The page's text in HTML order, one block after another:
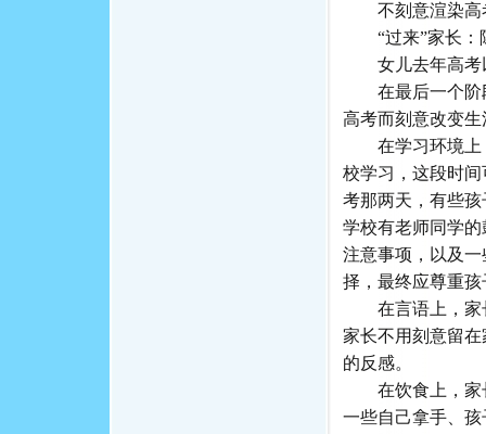
不刻意渲染高
“过来”家长：
女儿去年高考
在最后一个阶段
高考而刻意改变
在学习环境上，
校学习，这段时
考那两天，有些
学校有老师同学
注意事项，以及
择，最终应尊重
在言语上，家长
家长不用刻意留
的反感。
在饮食上，家长
一些自己拿手、